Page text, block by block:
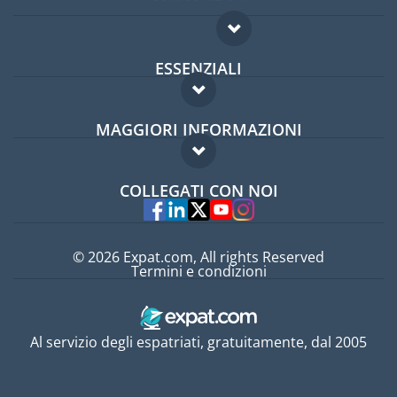
ESSENZIALI
Forum per expat
Guida per expat
MAGGIORI INFORMAZIONI
Domande frequenti
Esperti
COLLEGATI CON NOI
Al servizio degli espatriati, gratuitamente, dal 2005
© 2026 Expat.com, All rights Reserved
Termini e condizioni